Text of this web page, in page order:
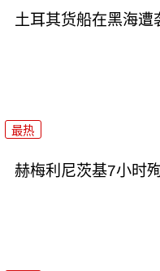
土耳其货船在黑海遭
最热
赫梅利尼茨基7小时